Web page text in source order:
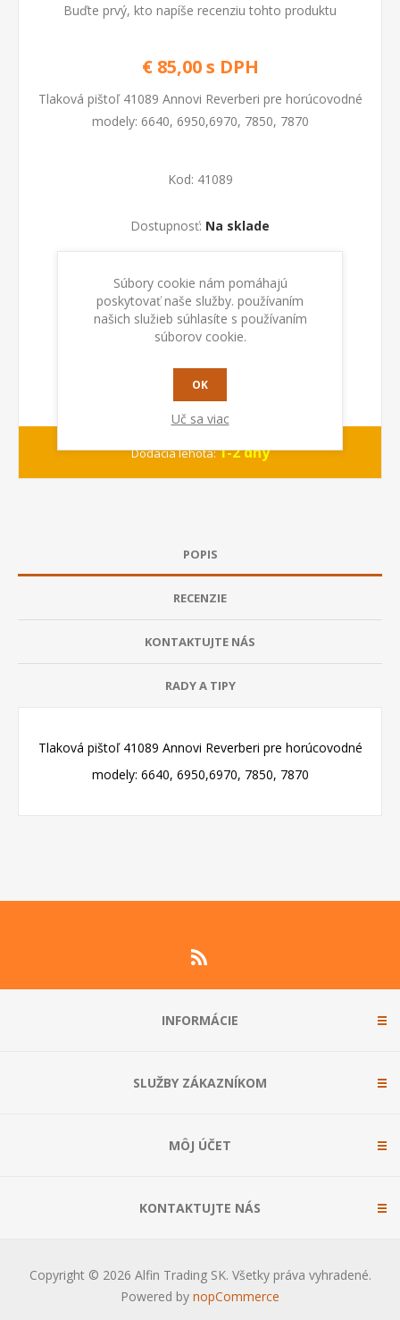
Buďte prvý, kto napíše recenziu tohto produktu
€ 85,00 s DPH
Tlaková pištoľ 41089 Annovi Reverberi pre horúcovodné
modely: 6640, 6950,6970, 7850, 7870
Kod: 41089
Dostupnosť: Na sklade
Dodacia lehota:1-2 dny
POPIS
RECENZIE
KONTAKTUJTE NÁS
RADY A TIPY
Tlaková pištoľ 41089 Annovi Reverberi pre horúcovodné
modely: 6640, 6950,6970, 7850, 7870
INFORMÁCIE
SLUŽBY ZÁKAZNÍKOM
MÔJ ÚČET
KONTAKTUJTE NÁS
Copyright © 2026 Alfin Trading SK. Všetky práva vyhradené.
Powered by nopCommerce
Súbory cookie nám pomáhajú
poskytovať naše služby. používaním
našich služieb súhlasíte s používaním
súborov cookie.
OK
Uč sa viac